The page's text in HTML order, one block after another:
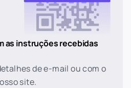
as instruções recebidas
de e-mail ou com o
site.